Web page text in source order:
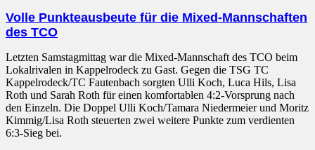
Volle Punkteausbeute für die Mixed-Mannschaften
des TCO
Letzten Samstagmittag war die Mixed-Mannschaft des TCO beim
Lokalrivalen in Kappelrodeck zu Gast. Gegen die TSG TC
Kappelrodeck/TC Fautenbach sorgten Ulli Koch, Luca Hils, Lisa
Roth und Sarah Roth für einen komfortablen 4:2-Vorsprung nach
den Einzeln. Die Doppel Ulli Koch/Tamara Niedermeier und Moritz
Kimmig/Lisa Roth steuerten zwei weitere Punkte zum verdienten
6:3-Sieg bei.